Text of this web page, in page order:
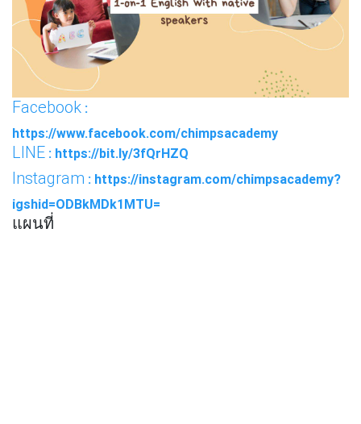
Facebook :
https://www.facebook.com/chimpsacademy
LINE : https://bit.ly/3fQrHZQ
Instagram : https://instagram.com/chimpsacademy?
igshid=ODBkMDk1MTU=
แผนที่